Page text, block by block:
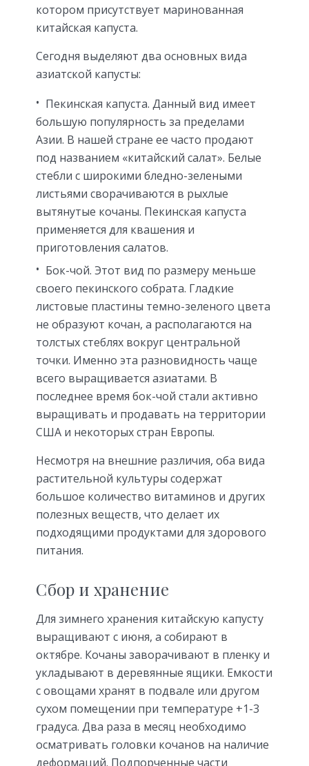
котором присутствует маринованная
китайская капуста.
Сегодня выделяют два основных вида
азиатской капусты:
Пекинская капуста. Данный вид имеет
большую популярность за пределами
Азии. В нашей стране ее часто продают
под названием «китайский салат». Белые
стебли с широкими бледно-зелеными
листьями сворачиваются в рыхлые
вытянутые кочаны. Пекинская капуста
применяется для квашения и
приготовления салатов.
Бок-чой. Этот вид по размеру меньше
своего пекинского собрата. Гладкие
листовые пластины темно-зеленого цвета
не образуют кочан, а располагаются на
толстых стеблях вокруг центральной
точки. Именно эта разновидность чаще
всего выращивается азиатами. В
последнее время бок-чой стали активно
выращивать и продавать на территории
США и некоторых стран Европы.
Несмотря на внешние различия, оба вида
растительной культуры содержат
большое количество витаминов и других
полезных веществ, что делает их
подходящими продуктами для здорового
питания.
Сбор и хранение
Для зимнего хранения китайскую капусту
выращивают с июня, а собирают в
октябре. Кочаны заворачивают в пленку и
укладывают в деревянные ящики. Емкости
с овощами хранят в подвале или другом
сухом помещении при температуре +1-3
градуса. Два раза в месяц необходимо
осматривать головки кочанов на наличие
деформаций. Подпорченные части